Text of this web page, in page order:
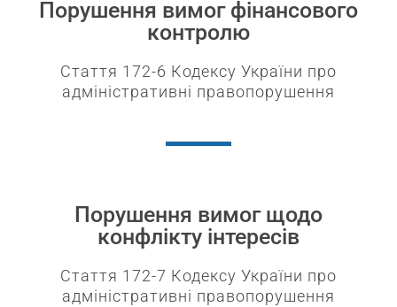
Порушення вимог фінансового
контролю​
Стаття 172-6 Кодексу України про
адміністративні правопорушення​
Порушення вимог щодо
конфлікту інтересів​
Стаття 172-7 Кодексу України про
адміністративні правопорушення​